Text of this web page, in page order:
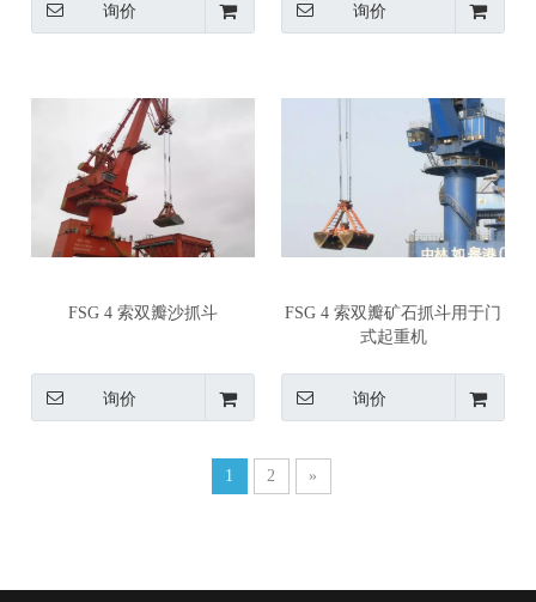
询价 询价
FSG 4 索双瓣沙抓斗
询价
FSG 4 索双瓣矿石抓斗用于门
式起重机
询价
1 2 »